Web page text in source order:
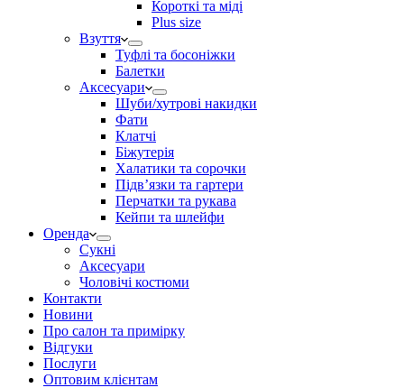
Короткі та міді
Plus size
Взуття
Туфлі та босоніжки
Балетки
Аксесуари
Шуби/хутрові накидки
Фати
Клатчі
Біжутерія
Халатики та сорочки
Підвʼязки та гартери
Перчатки та рукава
Кейпи та шлейфи
Оренда
Сукні
Аксесуари
Чоловічі костюми
Контакти
Новини
Про салон та примірку
Відгуки
Послуги
Оптовим клієнтам